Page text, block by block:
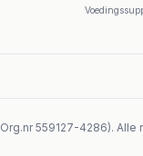
Org.nr 559127-4286). Alle